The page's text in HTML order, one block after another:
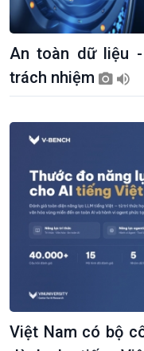
Kinh tế
Tin Kinh tế
Dòng chảy Kinh tế
Sức sống hàng Việt
Khởi nghiệp
An toàn dữ liệu
trách nhiệm
Việt Nam có bộ